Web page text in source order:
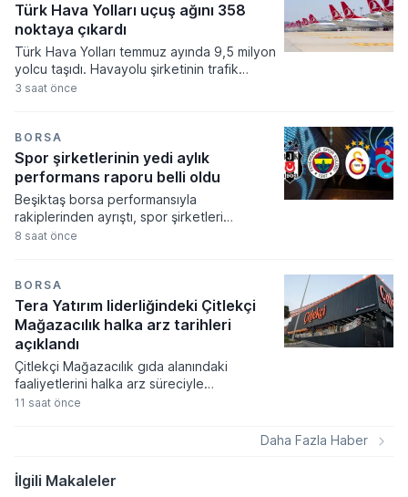
Türk Hava Yolları uçuş ağını 358
noktaya çıkardı
Türk Hava Yolları temmuz ayında 9,5 milyon
yolcu taşıdı. Havayolu şirketinin trafik
sonuçlarına göre arz edilen koltuk
gelişim kaydetti.
3 saat önce
BORSA
Spor şirketlerinin yedi aylık
performans raporu belli oldu
Beşiktaş borsa performansıyla
rakiplerinden ayrıştı, spor şirketleri
arasında yılın ilk yedi ayında yatırımcısını
sergilediği ocak-temmuz döneminde siyah-
beyazlıların hisseleri yüzde 17,2 oranında
yükseliş kaydetti.
8 saat önce
BORSA
Tera Yatırım liderliğindeki Çitlekçi
Mağazacılık halka arz tarihleri
açıklandı
Çitlekçi Mağazacılık gıda alanındaki
faaliyetlerini halka arz süreciyle
genişletirken, pay başına 78,70 TL fiyat
Şirket 36 milyon 500 bin TL nominal değerli
872 milyon 550 bin TL tutarında bir arz
büyüklüğüne ulaşmayı hedefliyor.
11 saat önce
Daha Fazla Haber
İlgili Makaleler